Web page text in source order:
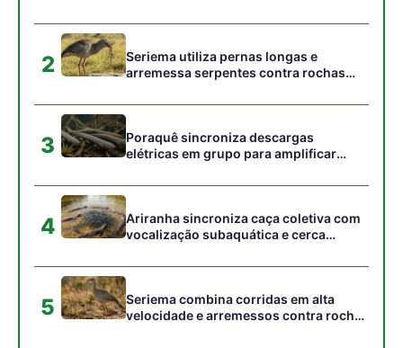
acumulados em sua pele
2
Seriema utiliza pernas longas e
arremessa serpentes contra rochas
campos
3
Poraquê sincroniza descargas
elétricas em grupo para amplificar
peixes maiores na Amazônia
4
Ariranha sincroniza caça coletiva com
vocalização subaquática e cerca
5
Seriema combina corridas em alta
velocidade e arremessos contra rochas